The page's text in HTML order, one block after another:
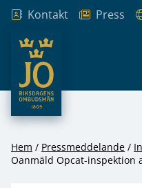
Hoppa till innehåll
Kontakt Press
JO – Riksdagens
Hem Pressmeddelande
Oanmäld Opcat-inspektion